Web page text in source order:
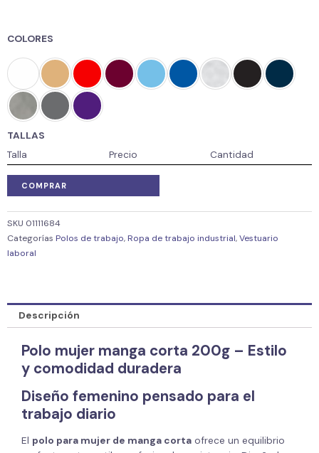
COLORES
TALLAS
Talla
Precio Cantidad
COMPRAR
SKU 01111684
Categorías Polos de trabajo,Ropa de trabajo industrial,Vestuario
laboral
Descripción
Polo mujer manga corta 200g – Estilo
y comodidad duradera
Diseño femenino pensado para el
trabajo diario
El polo para mujer de manga corta ofrece un equilibrio